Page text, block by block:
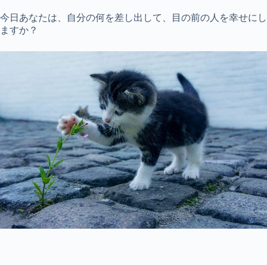
今日あなたは、自分の何を差し出して、目の前の人を幸せにし
ますか？